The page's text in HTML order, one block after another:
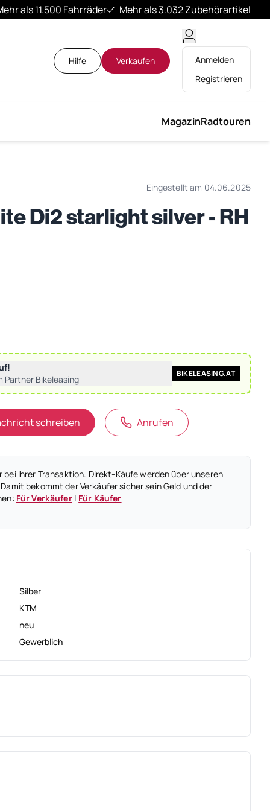
als 11.500 Fahrräder Mehr als 3.032 Zubehörartikel
Hilfe Verkaufen
Anmelden
Registrieren
MagazinRadtouren
Eingestellt am 04.06.2025
Di2 starlight silver - RH
Partner Bikeleasing
BIKELEASING.AT
schreiben Anrufen
Ihrer Transaktion. Direkt-Käufe werden über unseren
bekommt der Verkäufer sicher sein Geld und der
Für Verkäufer| Für Käufer
Silber
KTM
neu
Gewerblich